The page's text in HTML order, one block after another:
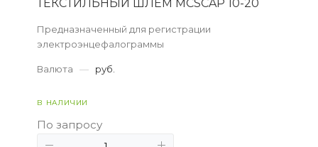
ТЕКСТИЛЬНЫЙ ШЛЕМ MCSCAP 10-20
Предназначенный для регистрации
электроэнцефалограммы
Валюта — руб.
В НАЛИЧИИ
По запросу